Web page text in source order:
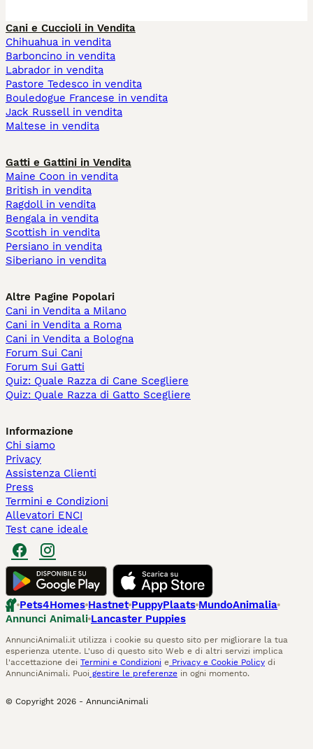
Cani e Cuccioli in Vendita
Chihuahua in vendita
Barboncino in vendita
Labrador in vendita
Pastore Tedesco in vendita
Bouledogue Francese in vendita
Jack Russell in vendita
Maltese in vendita
Gatti e Gattini in Vendita
Maine Coon in vendita
British in vendita
Ragdoll in vendita
Bengala in vendita
Scottish in vendita
Persiano in vendita
Siberiano in vendita
Altre Pagine Popolari
Cani in Vendita a Milano
Cani in Vendita a Roma
Cani in Vendita a Bologna
Forum Sui Cani
Forum Sui Gatti
Quiz: Quale Razza di Cane Scegliere
Quiz: Quale Razza di Gatto Scegliere
Informazione
Chi siamo
Privacy
Assistenza Clienti
Press
Termini e Condizioni
Allevatori ENCI
Test cane ideale
Pets4Homes Hastnet PuppyPlaats MundoAnimalia
Annunci Animali Lancaster Puppies
AnnunciAnimali.it utilizza i cookie su questo sito per migliorare la tua
esperienza utente. L'uso di questo sito Web e di altri servizi implica
l'accettazione dei Termini e Condizioni e Privacy e Cookie Policy di
AnnunciAnimali. Puoi gestire le preferenze in ogni momento.
© Copyright 2026 - AnnunciAnimali